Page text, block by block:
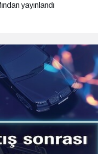
yayınlandı